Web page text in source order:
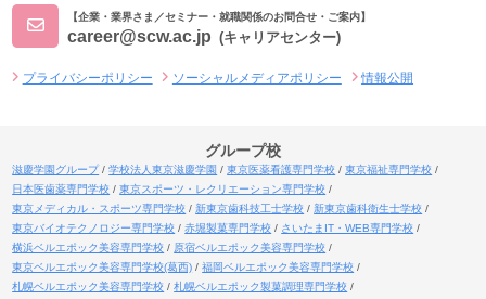
【企業・業界さま／セミナー・就職関係のお問合せ・ご案内】
career@scw.ac.jp (キャリアセンター)
プライバシーポリシー ソーシャルメディアポリシー 情報公開
グループ校
滋慶学園グループ 学校法人東京滋慶学園 東京医薬看護専門学校
東京福祉専門学校
日本医歯薬専門学校
東京スポーツ・レクリエーション専門学校
東京メディカル・スポーツ専門学校
新東京歯科技工士学校
新東京歯科衛生士学校
東京バイオテクノロジー専門学校
赤堀製菓専門学校
さいたまIT・WEB専門学校
横浜ベルエポック美容専門学校
原宿ベルエポック美容専門学校
東京ベルエポック美容専門学校(葛西)
福岡ベルエポック美容専門学校
札幌ベルエポック美容専門学校
札幌ベルエポック製菓調理専門学校